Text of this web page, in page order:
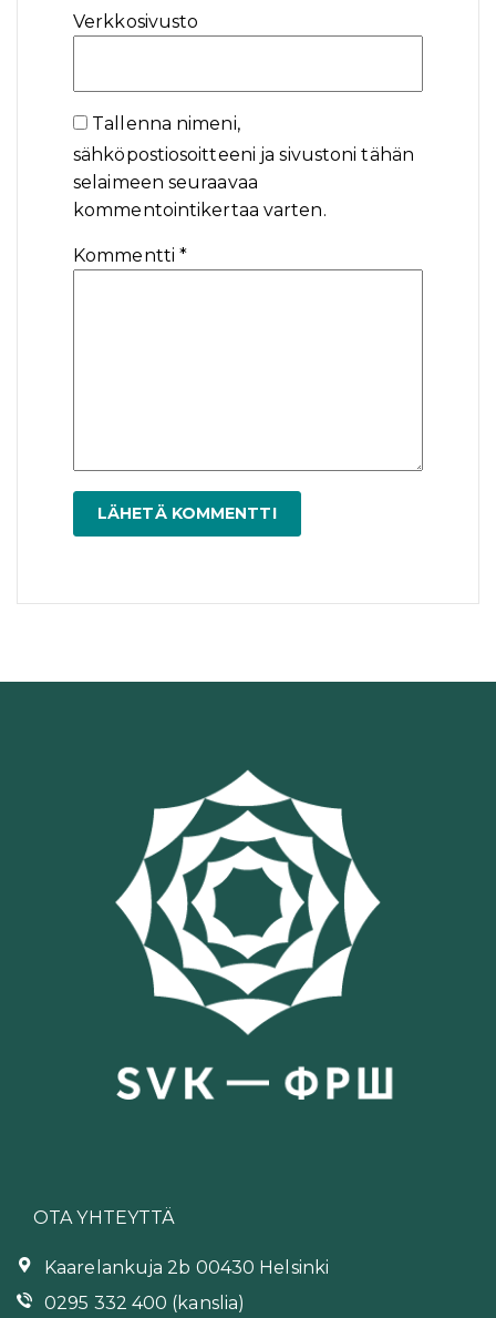
Verkkosivusto
Tallenna nimeni,
sähköpostiosoitteeni ja sivustoni tähän
selaimeen seuraavaa
kommentointikertaa varten.
Kommentti *
OTA YHTEYTTÄ
Kaarelankuja 2b 00430 Helsinki
0295 332 400 (kanslia)